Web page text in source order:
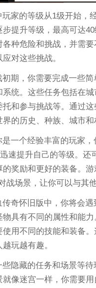
玩家的等级从1级开始，
步提升等级，最高可达
各种危险和挑战，并需
对这些挑战。
初期，你需要完成一些
系统。这些任务包括在
托和参与挑战等。通过
的历史、种族、城市和
是一个经验丰富的玩家
速提升自己的等级。还
的奖励和更好的装备。
战场景，让你可以与其
传奇怀旧版中，你将会
物具有不同的属性和能
使用不同的技能和装备
玩越有趣。
些隐藏的任务和场景等
就像迷宫一样，你需要